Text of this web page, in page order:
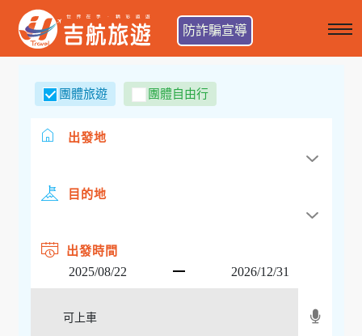
防詐騙宣導
團體旅遊 團體自由行
出發地
目的地
出發時間